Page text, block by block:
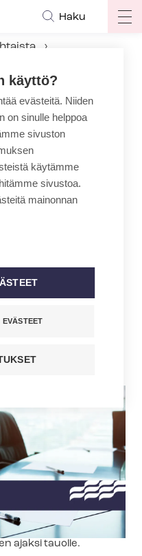
Haku
SOSTES-​neuvottelut jatkuvat joulun jälkeen
jatkuvat
koskevat
ovat
ja tänään
Viime päivien
ajaksi tauolle.
käyttö?
evästeitä. Niiden
on sinulle helppoa
sivuston
käytämme
sivustoa.
mainonnan
EVÄSTEET